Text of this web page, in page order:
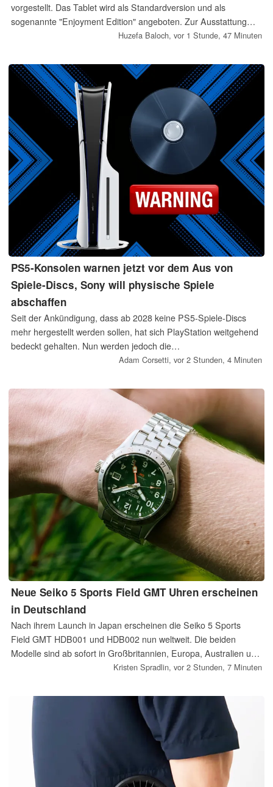
vorgestellt. Das Tablet wird als Standardversion und als
sogenannte "Enjoyment Edition" angeboten. Zur Ausstattung
gehören ein OLED-Display, mehrere Farbvarianten und ein 4,7
Huzefa Baloch, vor 1 Stunde, 47 Minuten
PS5-Konsolen warnen jetzt vor dem Aus von
Spiele-Discs, Sony will physische Spiele
abschaffen
Seit der Ankündigung, dass ab 2028 keine PS5-Spiele-Discs
mehr hergestellt werden sollen, hat sich PlayStation weitgehend
bedeckt gehalten. Nun werden jedoch die
Verkaufsverpackungen der Konsolen angepasst, um auf die
PlayStation Store und andere Händler ihr Angebot zunehmend
auf digitale Spiele umstellen.
Adam Corsetti, vor 2 Stunden, 4 Minuten
Neue Seiko 5 Sports Field GMT Uhren erscheinen
in Deutschland
Nach ihrem Launch in Japan erscheinen die Seiko 5 Sports
Field GMT HDB001 und HDB002 nun weltweit. Die beiden
Modelle sind ab sofort in Großbritannien, Europa, Australien und
Singapur erhältlich. Die Automatikuhren kombinieren ein 39,4
Lünette, der Anzeige einer zweiten Zeitzone, einer Gangreserve
von 41 Stunden und einer Wasserdichtigkeit bis 100 Meter.
Kristen Spradlin, vor 2 Stunden, 7 Minuten